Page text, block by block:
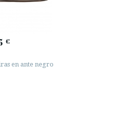
€
en ante negro